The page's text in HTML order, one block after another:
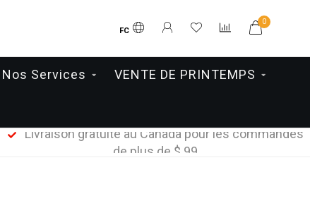
FC
0
Nos Services VENTE DE PRINTEMPS
Livraison gratuite au Canada pour les commandes
de plus de $ 99